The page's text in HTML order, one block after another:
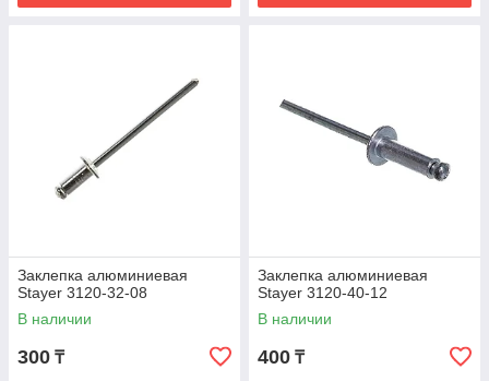
Заклепка алюминиевая
Stayer 3120-32-08
В наличии
300 ₸
Заклепка алюминиевая
Stayer 3120-40-12
В наличии
400 ₸